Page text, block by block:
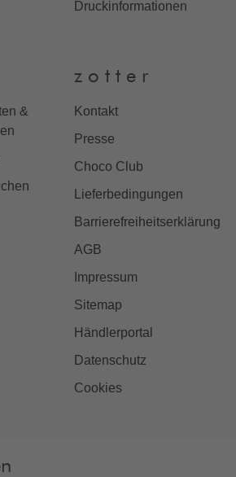
Druckinformationen
&
z o t t e r
Kontakt
Presse
Choco Club
Lieferbedingungen
Barrierefreiheitserklärung
AGB
Impressum
Sitemap
Händlerportal
Datenschutz
Cookies